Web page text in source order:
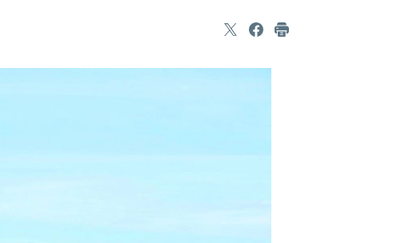
Partager sur X
- Nouvelle fenêtre
Partager sur Facebook
- Nouvelle fenêtre
Imprimer